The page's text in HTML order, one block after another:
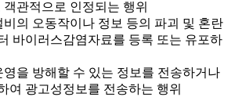
관적으로 인정되는 행위
의 오동작이나 정보 등의 파괴 및 혼란
바이러스감염자료를 등록 또는 유포하
을 방해할 수 있는 정보를 전송하거나
여 광고성정보를 전송하는 행위